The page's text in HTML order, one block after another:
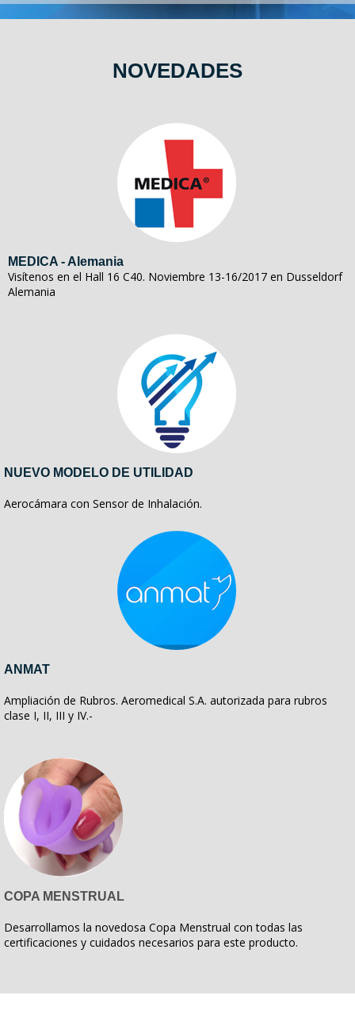
NOVEDADES
MEDICA - Alemania
Visítenos en el Hall 16 C40. Noviembre 13-16/2017 en Dusseldorf
Alemania
NUEVO MODELO DE UTILIDAD
Aerocámara con Sensor de Inhalación.
ANMAT
Ampliación de Rubros. Aeromedical S.A. autorizada para rubros
clase I, II, III y IV.-
COPA MENSTRUAL
Desarrollamos la novedosa Copa Menstrual con todas las
certificaciones y cuidados necesarios para este producto.